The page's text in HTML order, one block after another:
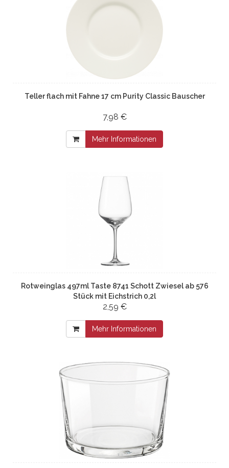
Teller flach mit Fahne 17 cm Purity Classic Bauscher
7,98 €
Mehr Informationen
Rotweinglas 497ml Taste 8741 Schott Zwiesel ab 576
Stück mit Eichstrich 0,2l
2,59 €
Mehr Informationen